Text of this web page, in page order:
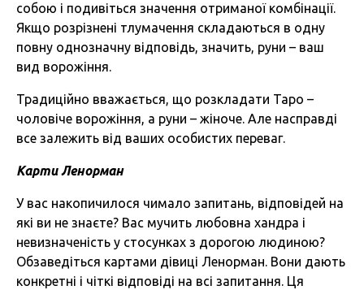
собою і подивіться значення отриманої комбінації.
Якщо розрізнені тлумачення складаються в одну
повну однозначну відповідь, значить, руни – ваш
вид ворожіння.
Традиційно вважається, що розкладати Таро –
чоловіче ворожіння, а руни – жіноче. Але насправді
все залежить від ваших особистих переваг.
Карти Ленорман
У вас накопичилося чимало запитань, відповідей на
які ви не знаєте? Вас мучить любовна хандра і
невизначеність у стосунках з дорогою людиною?
Обзаведіться картами дівиці Ленорман. Вони дають
конкретні і чіткі відповіді на всі запитання. Ця